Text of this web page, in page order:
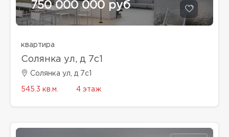
750 000 000 руб
квартира
Солянка ул, д 7с1
Солянка ул, д 7с1
545.3 кв.м. 4 этаж